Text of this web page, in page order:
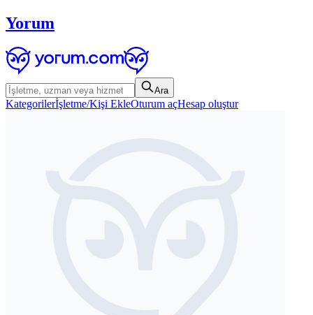
Yorum
Ara
Kategorilerİşletme/Kişi EkleOturum açHesap oluştur